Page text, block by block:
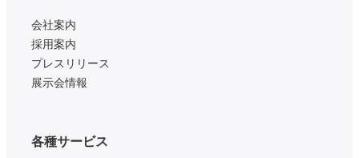
会社案内
採用案内
プレスリリース
展示会情報
各種サービス